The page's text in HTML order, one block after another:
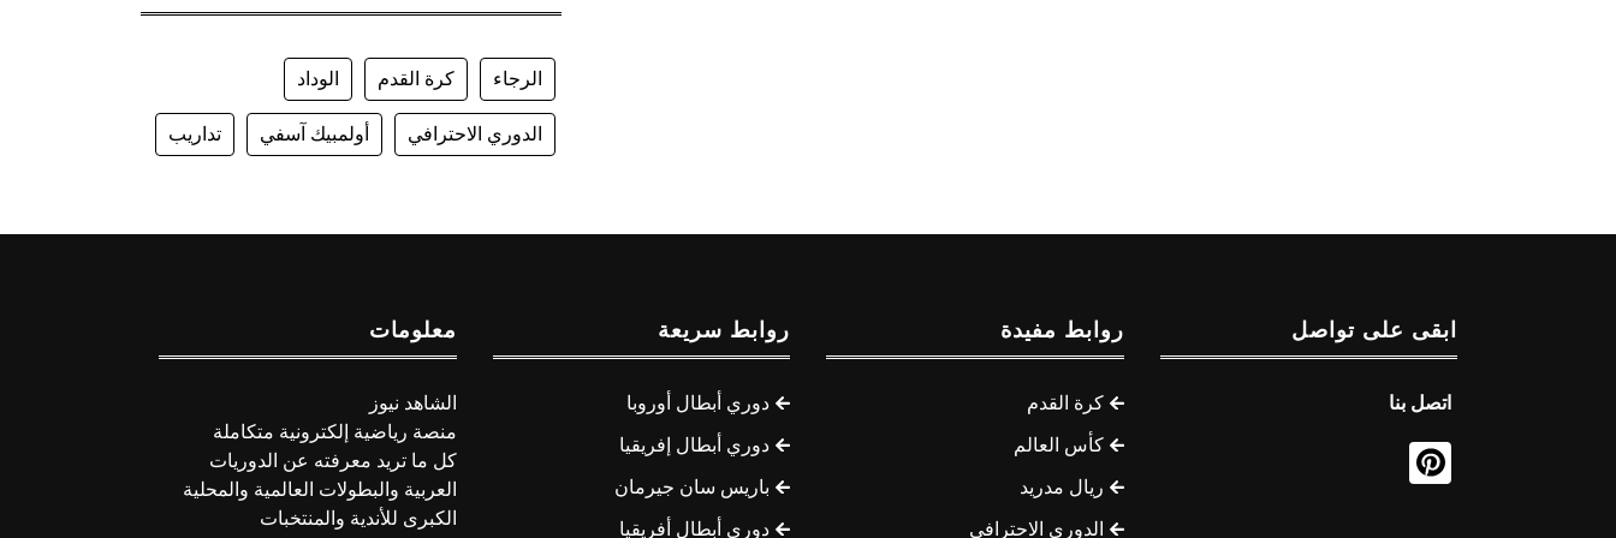
الرجاء كرة القدم الوداد
الدوري الاحترافي أولمبيك آسفي تداريب
ابقى على تواصل
اتصل بنا
روابط مفيدة
كرة القدم
كأس العالم
ريال مدريد
الدوري الاحترافي
روابط سريعة
دوري أبطال أوروبا
دوري أبطال إفريقيا
باريس سان جيرمان
دوري أبطال أفريقيا
معلومات
الشاهد نيوز
منصة رياضية إلكترونية متكاملة
كل ما تريد معرفته عن الدوريات
العربية والبطولات العالمية والمحلية
الكبرى للأندية والمنتخبات